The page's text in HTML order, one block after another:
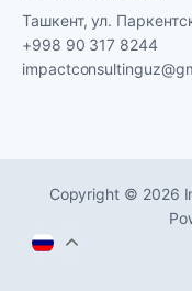
Ташкент, ул.
+998 90 317 8244
Copyright © 2026